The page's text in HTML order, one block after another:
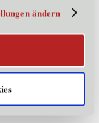
ändernTirol
die
Standortagentur
auf andere
durch die